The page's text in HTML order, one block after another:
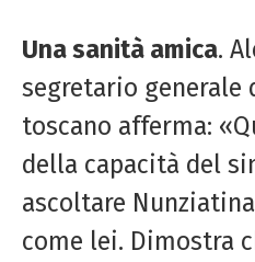
Una sanità amica.
segretario generale
toscano afferma:
della capacità del
ascoltare
come lei. Dimostra